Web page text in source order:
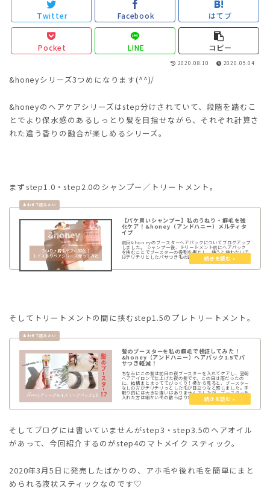
Twitter Facebook はてブ
Pocket LINE コピー
2020.08.10 2020.05.04
&honeyシリーズ3つめになります(^^)/
&honeyのヘアケアシリーズはstep分けされていて、段階を踏むこ
とでより保水感のあるしっとり髪を目指せながら、それぞれ計算さ
れた違う香りの融合が楽しめるシリーズ。
まずstep1.0・step2.0のシャンプー／トリートメント。
【パケ買いシャンプー】私のうねり・癖毛を強
化ケア！&honey（アンドハニー）メルティタ
イプ
前回&honeyのブースターヘアパックについてブログアップ
しました。 シャンプー後、トリートメント前にヘアパック
を挟むことでブースターの役割を果たし、使うと使わないで
はチリチリとしたパサつき毛の違いが感じられました♡ ...
そしてトリートメントの間に挟むstep1.5のプレトリートメント。
髪のブースターを私の癖毛で検証してみた！
&honey（アンドハニー）ヘアパック1.5でパ
サつき軽減！
ちなみにこの髪は前日の夜ブースターを入れてケアし、翌朝
ヘアアイロンで仕上げた夜の髪です。この日は雨だったの
に、結構まとまっててびっくり！横から見ると、ブースター
なしの方がチリチリっとした毛が目立つなと感じました。手
触り的には大きな違いはありませんでしたが、ブースターを
入れた方は細かい毛の散らばりが目立ちにくく
そしてブログには書いていませんがstep3・step3.5のヘアオイル
があって、今回紹介するのがstep4のマトメイク スティック。
2020年3月5日に発売したばかりの、アホ毛や後れ毛を簡単にまと
められる液状スティックなのです♡